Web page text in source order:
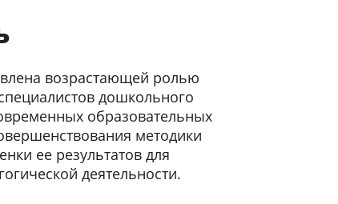
возрастающей ролью
дошкольного
образовательных
методики
ее результатов для
деятельности.